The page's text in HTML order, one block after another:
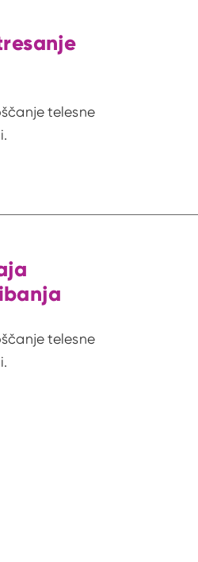
telesne
telesne